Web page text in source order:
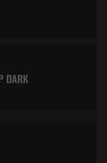
DARK